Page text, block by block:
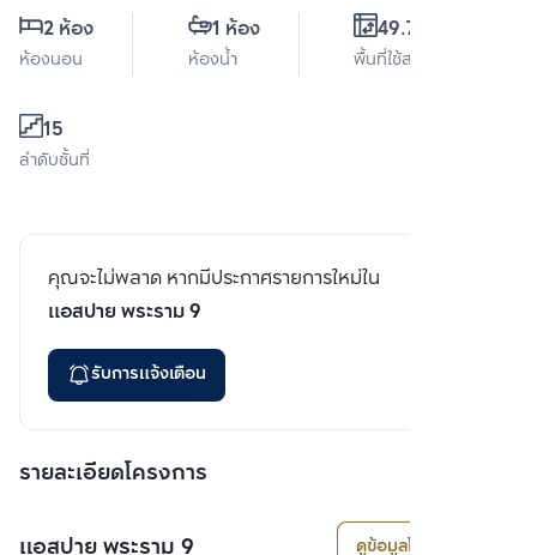
2 ห้อง
ห้องนอน
1 ห้อง
ห้องน้ำ
49.74 ตร.ม.
พื้นที่ใช้สอย
15
ลำดับชั้นที่
คุณจะไม่พลาด หากมีประกาศรายการใหม่ใน
แอสปาย พระราม 9
รับการแจ้งเตือน
รายละเอียดโครงการ
แอสปาย พระราม 9 ดูข้อมูลโครงการ